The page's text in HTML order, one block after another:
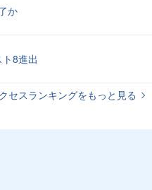
か
8進出
セスランキングをもっと見る